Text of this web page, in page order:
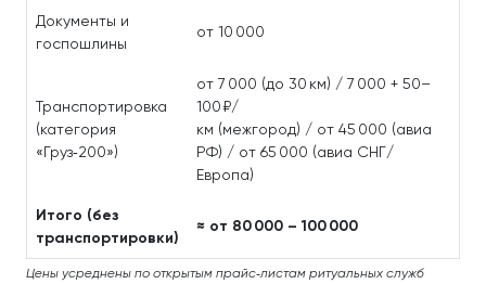
Документы и
госпошлины
от 10 000
Транспортировка
(категория
«Груз‑200»)
от 7 000 (до 30 км) / 7 000 + 50–
100 ₽/
км (межгород) / от 45 000 (авиа
РФ) / от 65 000 (авиа СНГ/
Европа)
Итого (без
транспортировки)
≈ от 80 000 – 100 000
Цены усреднены по открытым прайс‑листам ритуальных служб